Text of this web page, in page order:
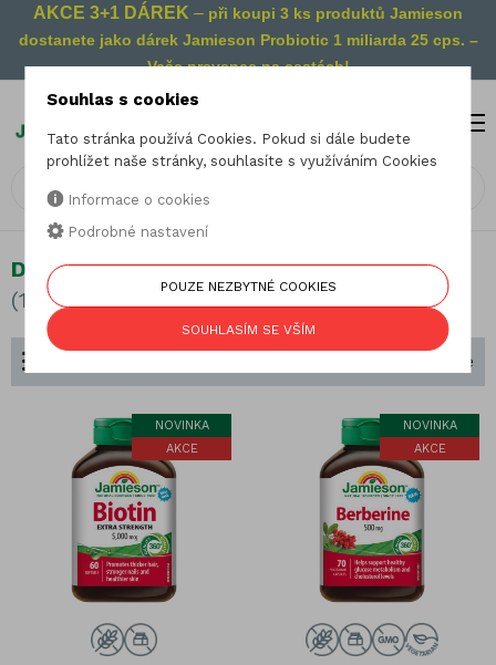
AKCE 3+1 DÁREK – při koupi 3 ks produktů Jamieson
dostanete jako dárek Jamieson Probiotic 1 miliarda 25 cps. –
Vaše prevence na cestách!
0
Dělení podle složení
(127 produktů)
Seřadit podle
NOVINKA
AKCE
NOVINKA
AKCE
Souhlas s cookies
Tato stránka používá Cookies. Pokud si dále budete
prohlížet naše stránky, souhlasíte s využíváním Cookies
Informace o cookies
Podrobné nastavení
POUZE NEZBYTNÉ COOKIES
SOUHLASÍM SE VŠÍM